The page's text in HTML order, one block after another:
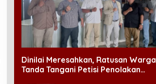
Dinilai Meresahkan, Ratusan Warga
Tanda Tangani Petisi Penolakan